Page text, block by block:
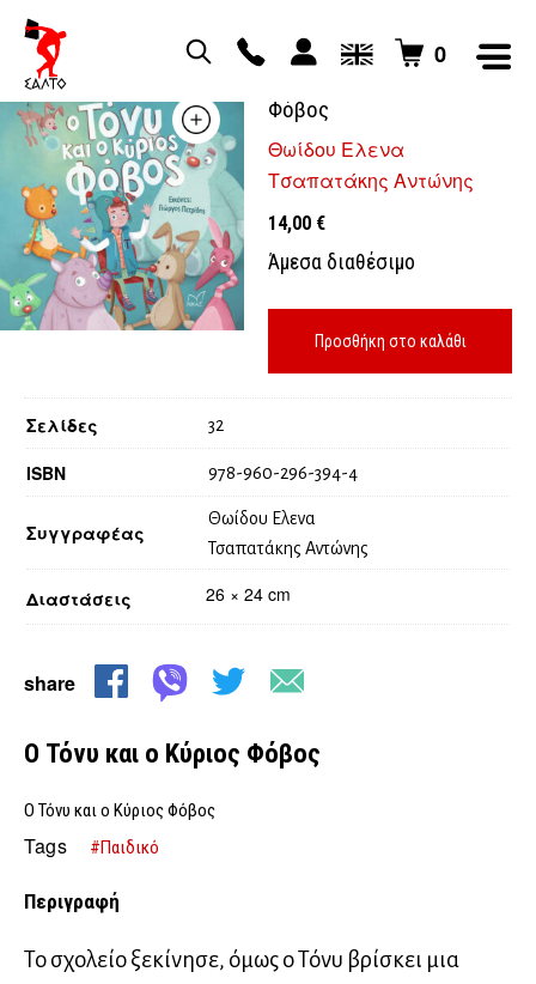
0
Φόβος
Θωίδου Ελενα
Τσαπατάκης Αντώνης
14,00 €
Άμεσα διαθέσιμο
Προσθήκη στο καλάθι
Διαστάσεις 26 × 24 cm
Σελίδες 32
ISBN 978-960-296-394-4
Συγγραφέας
Θωίδου Ελενα
Τσαπατάκης Αντώνης
share
Ο Τόνυ και ο Κύριος Φόβος
Ο Τόνυ και ο Κύριος Φόβος
Tags #Παιδικό
Περιγραφή
Το σχολείο ξεκίνησε, όμως ο Τόνυ βρίσκει μια